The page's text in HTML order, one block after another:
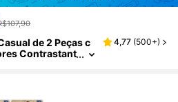
de 2 Peças c
Contrastant
4,77 (500+)